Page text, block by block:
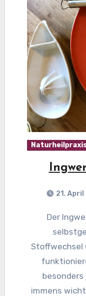
21.
Der Ingwer – Kurkuma – Shot: Ein
Stoffwechsel
immens